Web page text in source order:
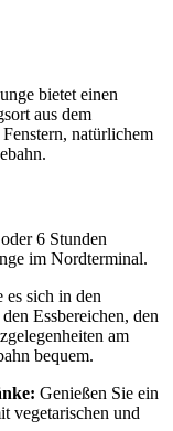
bietet einen
aus dem
natürlichem
6 Stunden
im Nordterminal.
es sich in den
Essbereichen, den
am
bequem.
Genießen Sie ein
vegetarischen und